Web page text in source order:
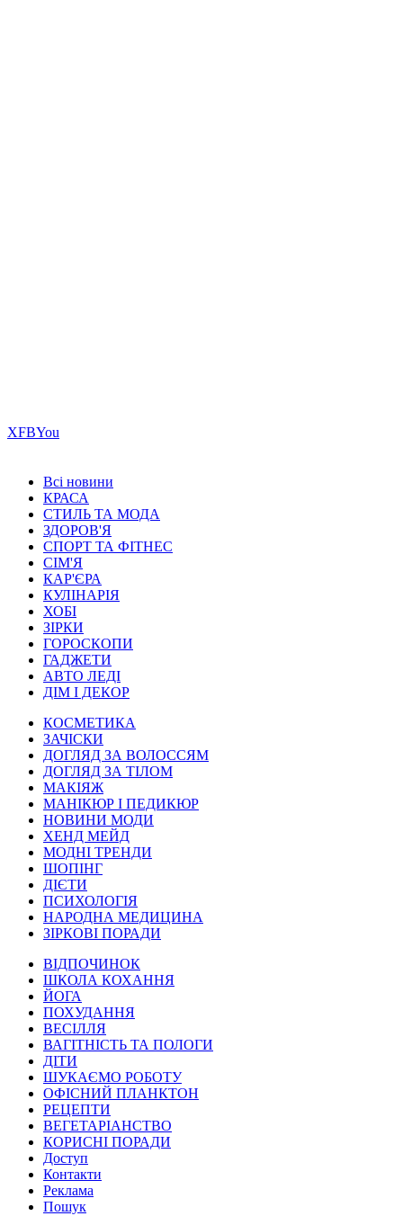
ХFBYou
Всі новини
КРАСА
СТИЛЬ ТА МОДА
ЗДОРОВ'Я
СПОРТ ТА ФІТНЕС
СІМ'Я
КАР'ЄРА
КУЛІНАРІЯ
ХОБІ
ЗІРКИ
ГОРОСКОПИ
ГАДЖЕТИ
АВТО ЛЕДІ
ДІМ І ДЕКОР
КОСМЕТИКА
ЗАЧІСКИ
ДОГЛЯД ЗА ВОЛОССЯМ
ДОГЛЯД ЗА ТІЛОМ
МАКІЯЖ
МАНІКЮР І ПЕДИКЮР
НОВИНИ МОДИ
ХЕНД МЕЙД
МОДНІ ТРЕНДИ
ШОПІНГ
ДІЄТИ
ПСИХОЛОГІЯ
НАРОДНА МЕДИЦИНА
ЗІРКОВІ ПОРАДИ
ВІДПОЧИНОК
ШКОЛА КОХАННЯ
ЙОГА
ПОХУДАННЯ
ВЕСІЛЛЯ
ВАГІТНІСТЬ ТА ПОЛОГИ
ДІТИ
ШУКАЄМО РОБОТУ
ОФІСНИЙ ПЛАНКТОН
РЕЦЕПТИ
ВЕГЕТАРІАНСТВО
КОРИСНІ ПОРАДИ
Доступ
Контакти
Реклама
Пошук